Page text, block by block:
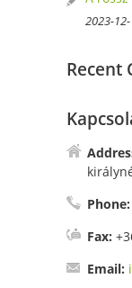
2023-
Recent
Phone:
Fax:
Email: